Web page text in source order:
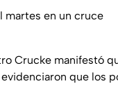
martes en un cruce
Crucke manifestó
que los